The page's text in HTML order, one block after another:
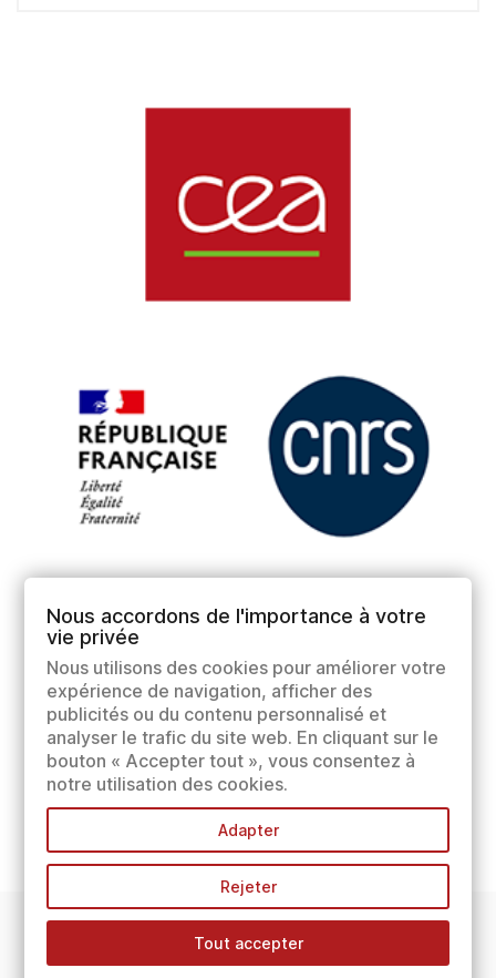
INFORMATIONS
Nous accordons de l'importance à votre
vie privée
Nous utilisons des cookies pour améliorer votre
expérience de navigation, afficher des
publicités ou du contenu personnalisé et
analyser le trafic du site web. En cliquant sur le
bouton « Accepter tout », vous consentez à
notre utilisation des cookies.
Adapter
Rejeter
Tout accepter